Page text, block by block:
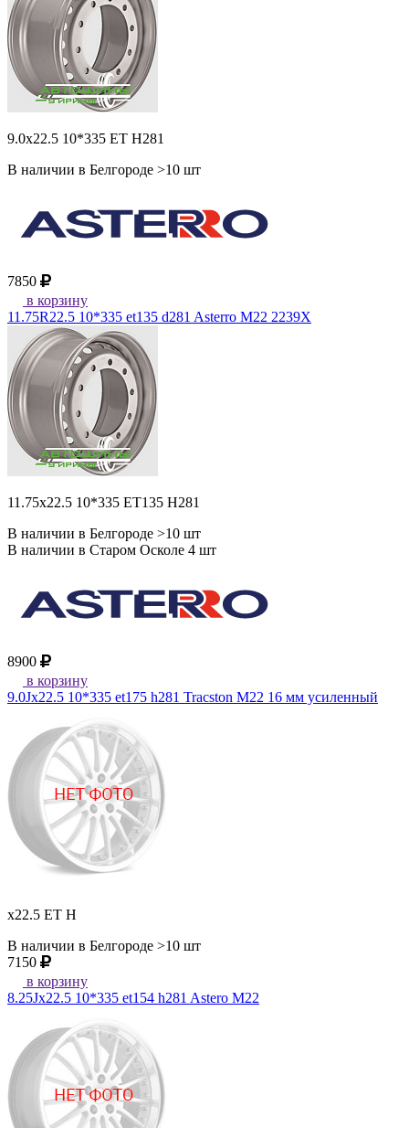
9.0x22.5 10*335 ET H281
В наличии в Белгороде >10 шт
7850
в корзину
11.75R22.5 10*335 et135 d281 Asterro M22 2239X
11.75x22.5 10*335 ET135 H281
В наличии в Белгороде >10 шт
В наличии в Старом Осколе 4 шт
8900
в корзину
9.0Jx22.5 10*335 et175 h281 Tracston M22 16 мм усиленный
x22.5 ET H
В наличии в Белгороде >10 шт
7150
в корзину
8.25Jx22.5 10*335 et154 h281 Astero M22